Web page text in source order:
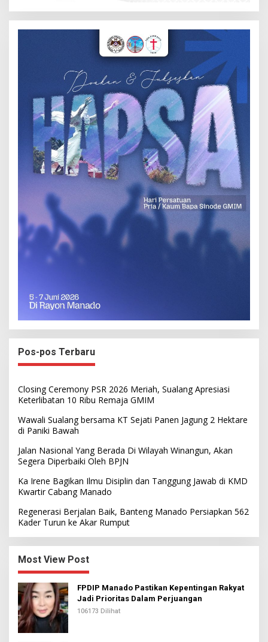
Pos-pos Terbaru
Closing Ceremony PSR 2026 Meriah, Sualang Apresiasi
Keterlibatan 10 Ribu Remaja GMIM
Wawali Sualang bersama KT Sejati Panen Jagung 2 Hektare
di Paniki Bawah
Jalan Nasional Yang Berada Di Wilayah Winangun, Akan
Segera Diperbaiki Oleh BPJN
Ka Irene Bagikan Ilmu Disiplin dan Tanggung Jawab di KMD
Kwartir Cabang Manado
Regenerasi Berjalan Baik, Banteng Manado Persiapkan 562
Kader Turun ke Akar Rumput
Most View Post
FPDIP Manado Pastikan Kepentingan Rakyat
Jadi Prioritas Dalam Perjuangan
106173 Dilihat